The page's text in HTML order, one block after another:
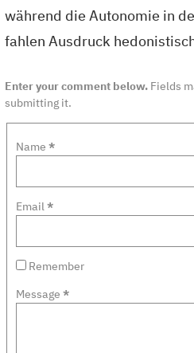
während die Autonomie in
fahlen Ausdruck
Enter your comment below. Fields
submitting it.
Name *
Email*
Remember
Message *